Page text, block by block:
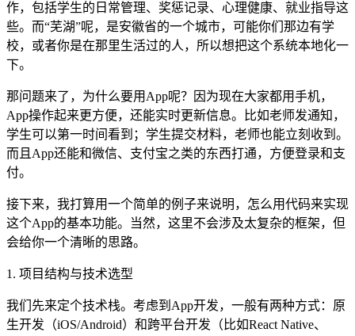
作，包括学生的日常管理、奖惩记录、心理健康、就业指导这
些。而“芜湖”呢，是安徽省的一个城市，可能你们那边有学
校，或者你是在那里生活过的人，所以想把这个系统本地化一
下。
那问题来了，为什么要用App呢？因为现在大家都用手机，
App操作起来更方便，还能实时更新信息。比如老师发通知，
学生可以第一时间看到；学生提交材料，老师也能立刻收到。
而且App还能和微信、支付宝之类的东西打通，方便登录和支
付。
接下来，我打算用一个简单的例子来说明，怎么用代码来实现
这个App的基本功能。当然，这里不会涉及太复杂的框架，但
会给你一个清晰的思路。
1. 项目结构与技术选型
我们先来定个技术栈。考虑到App开发，一般有两种方式：原
生开发（iOS/Android）和跨平台开发（比如React Native、